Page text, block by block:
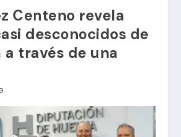
Centeno revela
desconocidos de
a través de una